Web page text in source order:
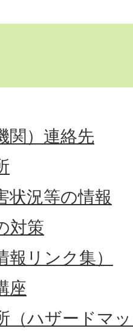
関）連絡先
状況等の情報
対策
リンク集）
座
（ハザードマ